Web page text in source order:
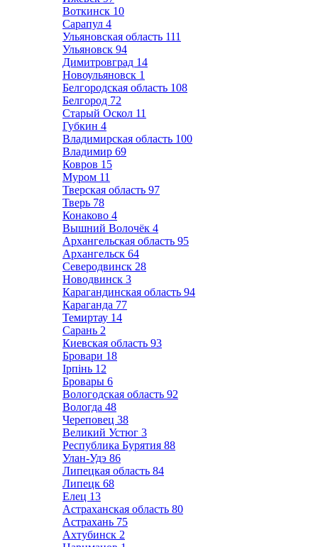
Воткинск 10
Сарапул 4
Ульяновская область 111
Ульяновск 94
Димитровград 14
Новоульяновск 1
Белгородская область 108
Белгород 72
Старый Оскол 11
Губкин 4
Владимирская область 100
Владимир 69
Ковров 15
Муром 11
Тверская область 97
Тверь 78
Конаково 4
Вышний Волочёк 4
Архангельская область 95
Архангельск 64
Северодвинск 28
Новодвинск 3
Карагандинская область 94
Караганда 77
Темиртау 14
Сарань 2
Киевская область 93
Бровари 18
Ірпінь 12
Бровары 6
Вологодская область 92
Вологда 48
Череповец 38
Великий Устюг 3
Республика Бурятия 88
Улан-Удэ 86
Липецкая область 84
Липецк 68
Елец 13
Астраханская область 80
Астрахань 75
Ахтубинск 2